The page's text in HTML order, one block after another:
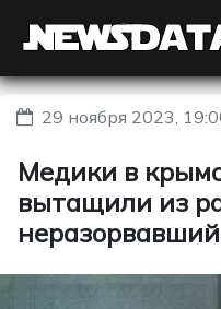
29 ноября 2023,
Медики в
вытащили из